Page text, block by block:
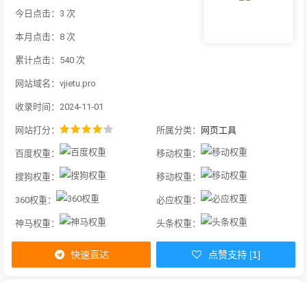
今日点击：3 次
本月点击：8 次
累计点击：540 次
网站域名：vjietu.pro
收录时间：2024-11-01
网站打分： 所属分类： 网页工具
百度权重： 移动权重：
搜狗权重： 移动权重：
360权重： 必应权重：
神马权重： 头条权重：
快速直达 点赞支持 [1]